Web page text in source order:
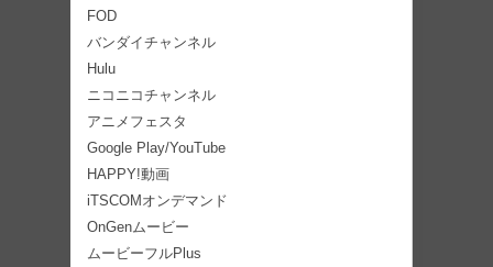
FOD
バンダイチャンネル
Hulu
ニコニコチャンネル
アニメフェスタ
Google Play/YouTube
HAPPY!動画
iTSCOMオンデマンド
OnGenムービー
ムービーフルPlus